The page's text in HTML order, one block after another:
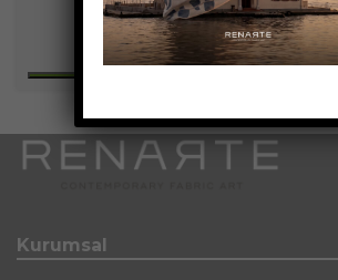
Kurumsal